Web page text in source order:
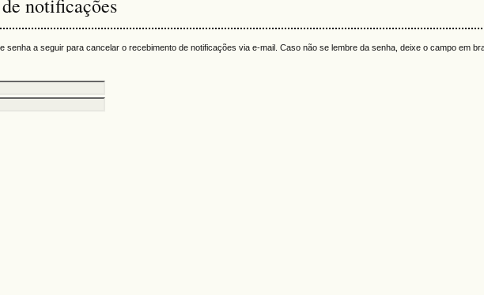
notificações
senha a seguir para cancelar o recebimento de notificações via e-mail. Caso não se lembre da senha, deixe o campo em